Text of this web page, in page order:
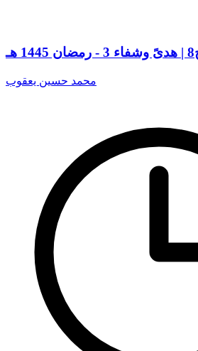
محمد حسين يعقوب